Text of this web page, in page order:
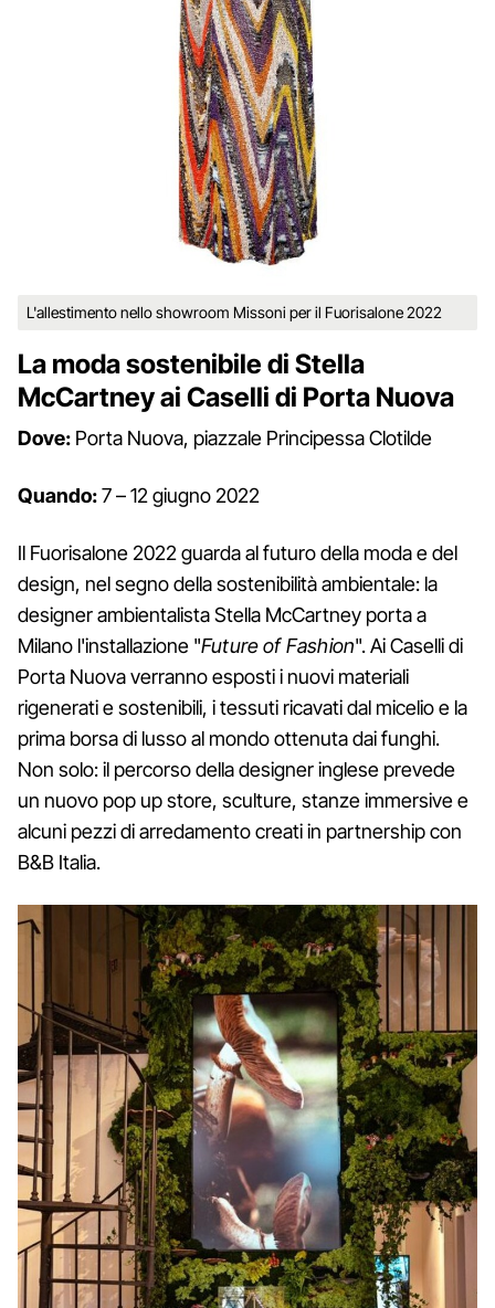
L'allestimento nello showroom Missoni per il Fuorisalone 2022
La moda sostenibile di Stella
McCartney ai Caselli di Porta Nuova
Dove: Porta Nuova, piazzale Principessa Clotilde
Quando:7 – 12 giugno 2022
Il Fuorisalone 2022 guarda al futuro della moda e del
design, nel segno della sostenibilità ambientale: la
designer ambientalista Stella McCartney porta a
Milano l'installazione "Future of Fashion". Ai Caselli di
Porta Nuova verranno esposti i nuovi materiali
rigenerati e sostenibili, i tessuti ricavati dal micelio e la
prima borsa di lusso al mondo ottenuta dai funghi.
Non solo: il percorso della designer inglese prevede
un nuovo pop up store, sculture, stanze immersive e
alcuni pezzi di arredamento creati in partnership con
B&B Italia.